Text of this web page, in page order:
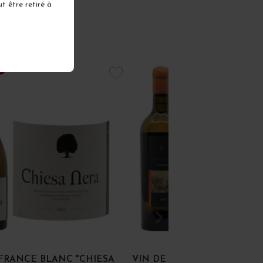
être retiré à
BLANC "CHIESA VIN DE FRANCE BLANC